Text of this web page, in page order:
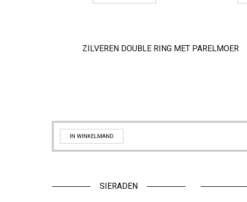
ZILVEREN DOUBLE RING MET PARELMOER
IN WINKELMAND
SIERADEN